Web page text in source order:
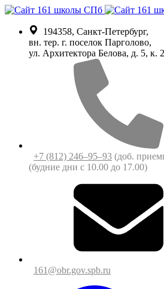
194358, Санкт-Петербург,
вн. тер. г. поселок Парголово,
ул. Архитектора Белова, д. 5, к.
+7 (812) 246‒95‒93 (доб.
(будние дни c 10.00 до 17.00)
161@obr.gov.spb.ru